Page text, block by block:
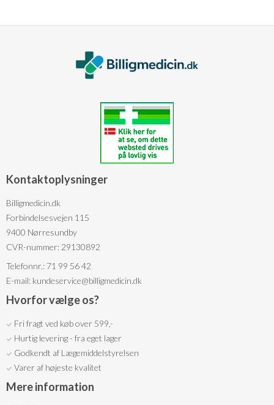
Kontaktoplysninger
Billigmedicin.dk
Forbindelsesvejen 115
9400 Nørresundby
CVR-nummer: 29130892
Telefonnr.: 71 99 56 42
E-mail: kundeservice@billigmedicin.dk
Hvorfor vælge os?
Fri fragt ved køb over 599,-
Hurtig levering - fra eget lager
Godkendt af Lægemiddelstyrelsen
Varer af højeste kvalitet
Mere information